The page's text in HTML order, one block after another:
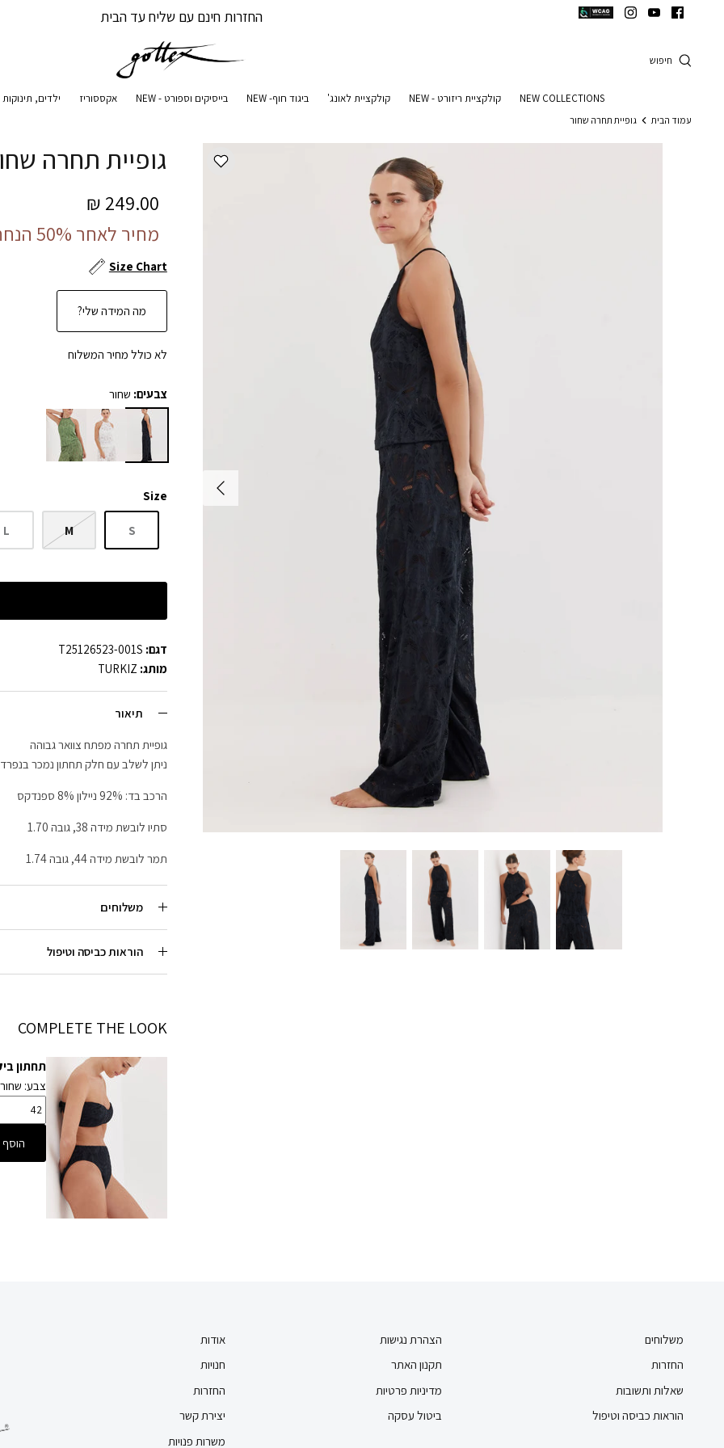
החזרות חינם עם שליח עד הבית
חיפוש
NEW COLLECTIONS קולקציית ריזורט - NEW קולקציית לאונג' ביגוד חוף- NEW בייסיקים וספורט - NEW אקססוריז ילדים, תינוקות
עמוד הבית גופיית תחרה שחור
גופיית תחרה
249.00 ₪
מחיר לאחר 50% הנחה:
Size Chart
מה המידה שלי?
לא כולל מחיר המשלוח
צבעים: שחור
Size
S
M
L
דגם: T25126523-001S
מותג: TURKIZ
תיאור
גופיית תחרה מפתח צוואר גבוהה
ניתן לשלב עם חלק תחתון נמכר בנפרד
הרכב בד: 92% ניילון 8% ספנדקס
סתיו לובשת מידה 38, גובה 1.70
תמר לובשת מידה 44, גובה 1.74
משלוחים
הוראות כביסה וטיפול
COMPLETE THE LOOK
תחתון
צבע: שחור
משלוחים
החזרות
שאלות ותשובות
הוראות כביסה וטיפול
הצהרת נגישות
תקנון האתר
מדיניות פרטיות
ביטול עסקה
אודות
חנויות
החזרות
יצירת קשר
משרות פנויות